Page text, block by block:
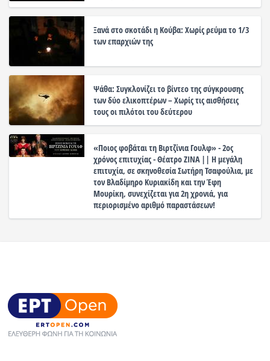
Ξανά στο σκοτάδι η Κούβα: Χωρίς ρεύμα το 1/3
των επαρχιών της
Ψάθα: Συγκλονίζει το βίντεο της σύγκρουσης
των δύο ελικοπτέρων – Χωρίς τις αισθήσεις
τους οι πιλότοι του δεύτερου
«Ποιος φοβάται τη Βιρτζίνια Γουλφ» - 2ος
χρόνος επιτυχίας - Θέατρο ΖΙΝΑ || Η μεγάλη
επιτυχία, σε σκηνοθεσία Σωτήρη Τσαφούλια, με
τον Βλαδίμηρο Κυριακίδη και την Έφη
Μουρίκη, συνεχίζεται για 2η χρονιά, για
περιορισμένο αριθμό παραστάσεων!